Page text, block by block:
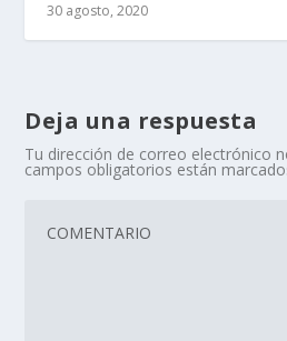
30 agosto, 2020
Deja una respuesta
Tu dirección de correo electrónico
campos obligatorios están